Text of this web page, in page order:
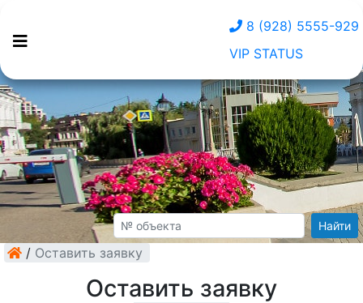
8 (928) 5555-929
VIP STATUS
Найти
/ Оставить заявку
Оставить заявку